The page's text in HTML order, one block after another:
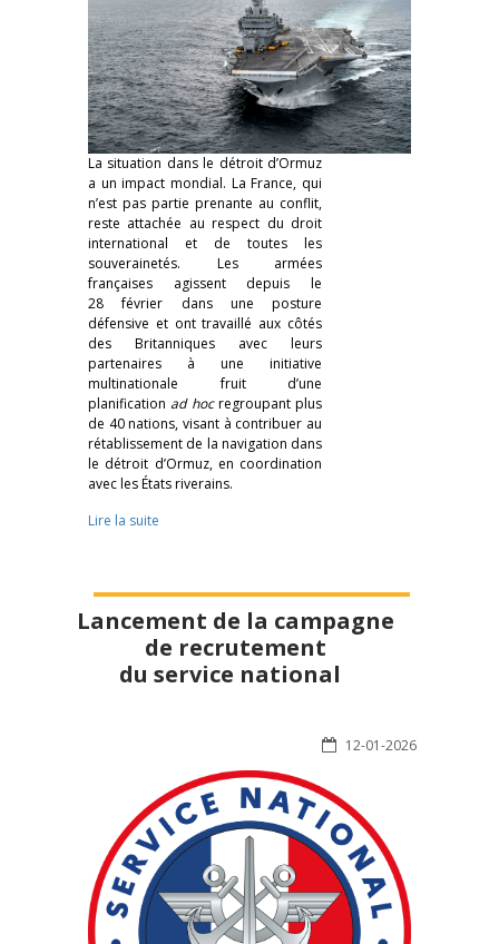
La situation dans le détroit d’Ormuz
a un impact mondial. La France, qui
n’est pas partie prenante au conflit,
reste attachée au respect du droit
international et de toutes les
souverainetés. Les armées
françaises agissent depuis le
28 février dans une posture
défensive et ont travaillé aux côtés
des Britanniques avec leurs
partenaires à une initiative
multinationale fruit d’une
planification ad hocregroupant plus
de 40 nations, visant à contribuer au
rétablissement de la navigation dans
le détroit d’Ormuz, en coordination
avec les États riverains.
Lire la suite
Lancement de la campagne
de recrutement
du service national
12-01-2026